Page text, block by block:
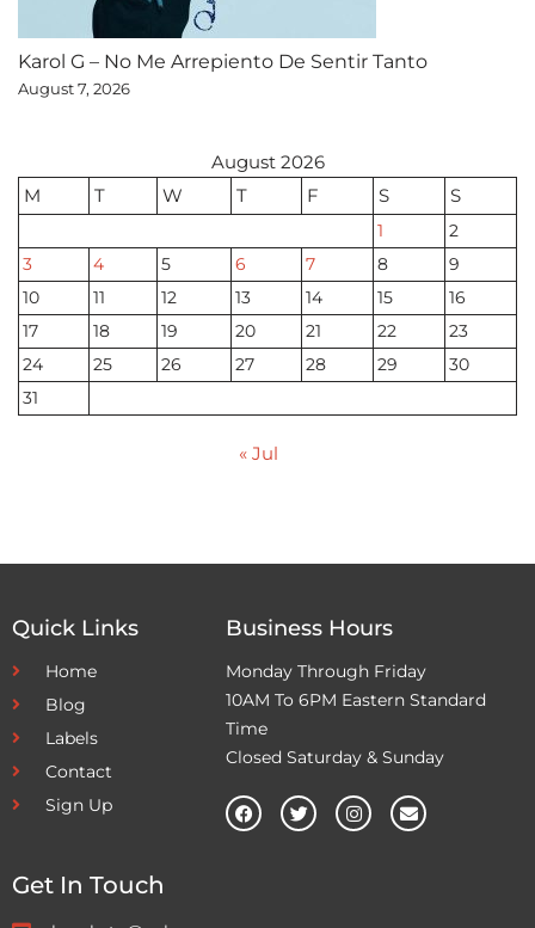
Karol G – No Me Arrepiento De Sentir Tanto
August 7, 2026
August 2026
M
T W T F S S
1
2
3
4 5 6 7 8
9
10
11 12 13 14 15
16
17
18 19 20 21 22
23
24
25 26 27 28 29
30
31
« Jul
Quick Links
Home
Blog
Labels
Contact
Sign Up
Business Hours
Monday Through Friday
10AM To 6PM Eastern Standard
Time
Closed Saturday & Sunday
Get In Touch